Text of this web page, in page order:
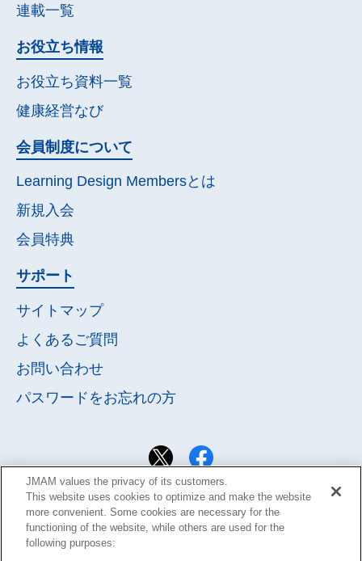
連載一覧
お役立ち情報
お役立ち資料一覧
健康経営なび
会員制度について
Learning Design Membersとは
新規入会
会員特典
サポート
サイトマップ
よくあるご質問
お問い合わせ
パスワードをお忘れの方
JMAM values the privacy of its customers.
This website uses cookies to optimize and make the website
more convenient. Some cookies are necessary for the
functioning of the website, while others are used for the
following purposes: